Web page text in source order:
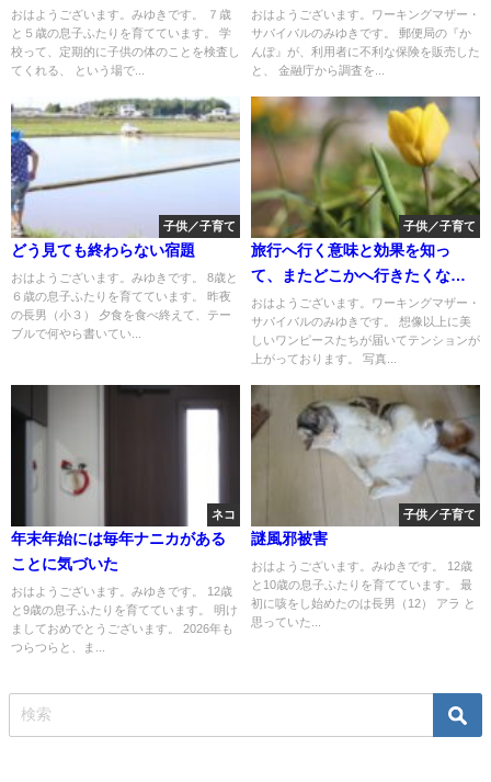
おはようございます。みゆきです。 ７歳
と５歳の息子ふたりを育てています。 学
校って、定期的に子供の体のことを検査し
てくれる、 という場で...
おはようございます。ワーキングマザー・
サバイバルのみゆきです。 郵便局の『か
んぽ』が、利用者に不利な保険を販売した
と、 金融庁から調査を...
子供／子育て
どう見ても終わらない宿題
おはようございます。みゆきです。 8歳と
６歳の息子ふたりを育てています。 昨夜
の長男（小３） 夕食を食べ終えて、テー
ブルで何やら書いてい...
子供／子育て
旅行へ行く意味と効果を知っ
て、またどこかへ行きたくなっ
た～
おはようございます。ワーキングマザー・
サバイバルのみゆきです。 想像以上に美
しいワンピースたちが届いてテンションが
上がっております。 写真...
ネコ
年末年始には毎年ナニカがある
ことに気づいた
おはようございます。みゆきです。 12歳
と9歳の息子ふたりを育てています。 明け
ましておめでとうございます。 2026年も
つらつらと、ま...
子供／子育て
謎風邪被害
おはようございます。みゆきです。 12歳
と10歳の息子ふたりを育てています。 最
初に咳をし始めたのは長男（12） アラ と
思っていた...